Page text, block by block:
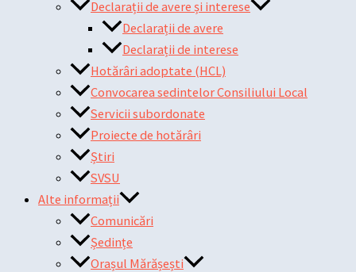
Declarații de avere și interese
Declarații de avere
Declarații de interese
Hotărâri adoptate (HCL)
Convocarea sedintelor Consiliului Local
Servicii subordonate
Proiecte de hotărâri
Știri
SVSU
Alte informații
Comunicări
Ședințe
Orașul Mărășești